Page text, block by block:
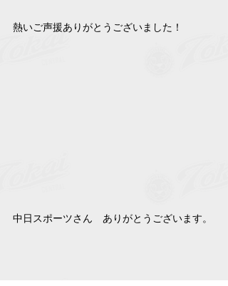
熱いご声援ありがとうございました！
中日スポーツさん　ありがとうございます。